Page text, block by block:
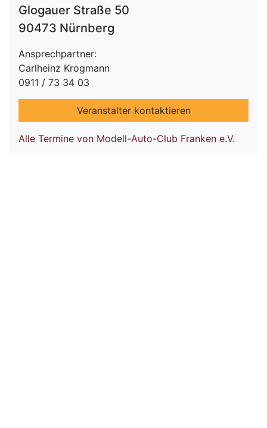
Glogauer Straße 50
90473 Nürnberg
Ansprechpartner:
Carlheinz Krogmann
0911 / 73 34 03
Veranstalter kontaktieren
Alle Termine von Modell-Auto-Club Franken e.V.